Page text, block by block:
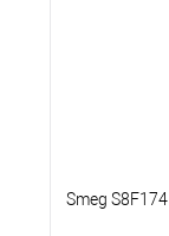
Smeg